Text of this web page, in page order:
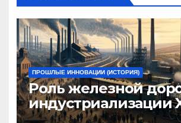
ПРОШЛЫЕ ИННОВАЦИИ (ИСТОРИЯ)
Роль железной
индустриализации